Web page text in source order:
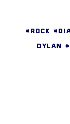
#ROCK
DYLAN